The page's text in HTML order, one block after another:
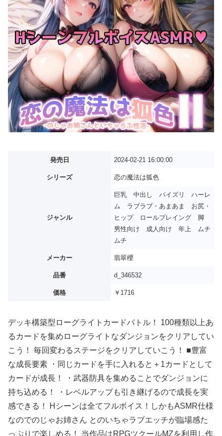
発売日 2024-02-21 16:00:00
シリーズ 恋の魔法は狐色
ジャンル
巨乳 中出し パイズリ ハーレ
ム ラブラブ・あまあま お尻・
ヒップ ロールプレイング 脚
男性向け 成人向け 年上 ムチ
ムチ
メーカー 翡翠櫻
品番 d_346532
価格 ￥1716
デッキ構築型ローグライトカードバトル！ 100種類以上あ
るカードを集めローグライトなダンジョンをクリアしてい
こう！ 毎回変わるステージをクリアしていこう！ ■豊富
な成長要素 ・同じカードを手に入れると＋1カードとして
カードが成長！ ・武器防具を集めることでダンジョンに
持ち込める！ ・レベルアップも引き継げるので成長を実
感できる！ Hシーンは全てフルボイス！しかもASMR仕様
なのでのじゃお姉さん とのいちゃラブエッチが臨場感た
っぷりで楽しめる！ 当作品はRPGツクールMZを利用し作